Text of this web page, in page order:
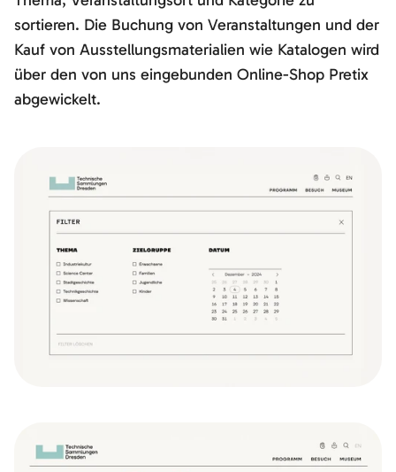
sortieren. Die Buchung von Veranstaltungen und der
Kauf von Ausstellungsmaterialien wie Katalogen wird
über den von uns eingebunden Online-Shop Pretix
abgewickelt.